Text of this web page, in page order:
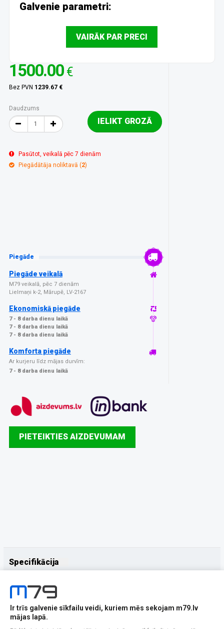
Galvenie parametri:
VAIRĀK PAR PRECI
1500.00 €
Bez PVN 1239.67 €
Daudzums
IELIKT GROZĀ
Pasūtot, veikalā pēc 7 dienām
Piegādātāja noliktavā (2)
Piegāde
Piegāde veikalā
M79 veikalā, pēc 7 dienām
Lielmaņi k-2, Mārupē, LV-2167
Ekonomiskā piegāde
7 - 8 darba dienu laikā
7 - 8 darba dienu laikā
7 - 8 darba dienu laikā
Komforta piegāde
Ar kurjeru līdz mājas durvīm:
7 - 8 darba dienu laikā
PIETEIKTIES AIZDEVUMAM
Specifikācija
Papildus
Ir trīs galvenie sīkfailu veidi, kuriem mēs sekojam m79.lv
mājas lapā.